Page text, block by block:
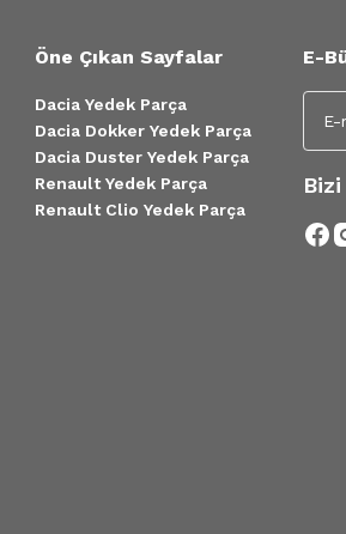
Öne Çıkan Sayfalar
Dacia Yedek Parça
Dacia Dokker Yedek Parça
Dacia Duster Yedek Parça
Renault Yedek Parça
Renault Clio Yedek Parça
E-